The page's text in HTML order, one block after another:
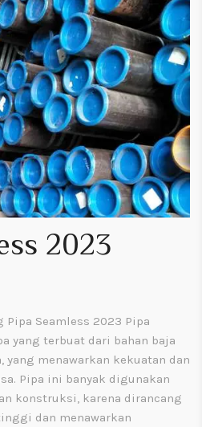
2023
Pipa Seamless 2023 Pipa
yang terbuat dari bahan baja
yang menawarkan kekuatan dan
Pipa ini banyak digunakan
konstruksi, karena dirancang
dan menawarkan